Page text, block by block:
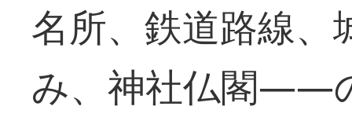
名所、鉄道路線、
み、神社仏閣――